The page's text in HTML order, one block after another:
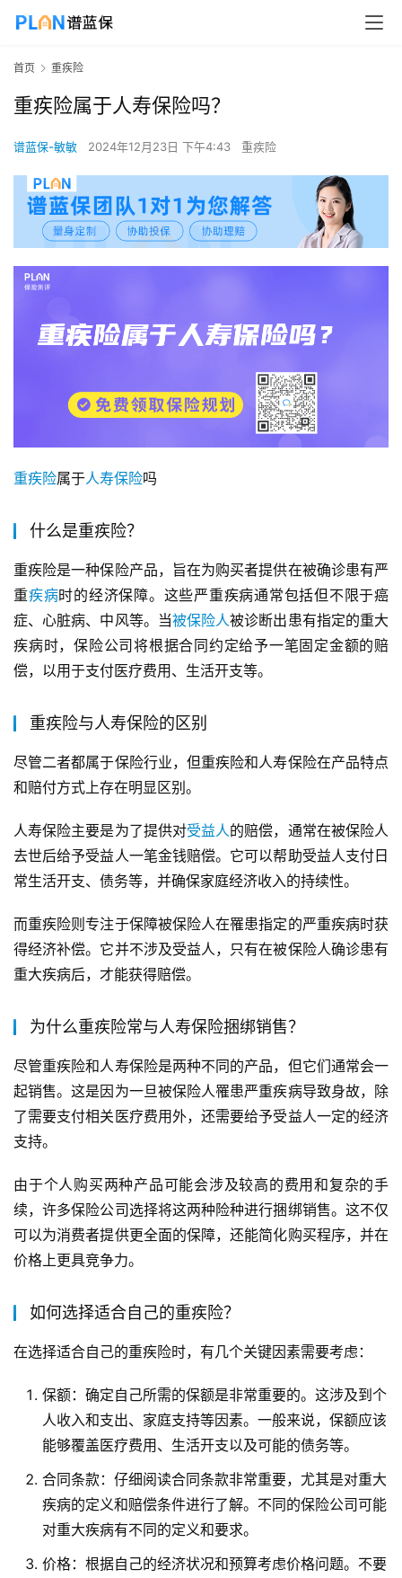
首页 重疾险
重疾险属于人寿保险吗？
谱蓝保-敏敏 2024年12月23日 下午4:43 重疾险
重疾险属于人寿保险吗
什么是重疾险？
重疾险是一种保险产品，旨在为购买者提供在被确诊患有严
重疾病时的经济保障。这些严重疾病通常包括但不限于癌
症、心脏病、中风等。当被保险人被诊断出患有指定的重大
疾病时，保险公司将根据合同约定给予一笔固定金额的赔
偿，以用于支付医疗费用、生活开支等。
重疾险与人寿保险的区别
尽管二者都属于保险行业，但重疾险和人寿保险在产品特点
和赔付方式上存在明显区别。
人寿保险主要是为了提供对受益人的赔偿，通常在被保险人
去世后给予受益人一笔金钱赔偿。它可以帮助受益人支付日
常生活开支、债务等，并确保家庭经济收入的持续性。
而重疾险则专注于保障被保险人在罹患指定的严重疾病时获
得经济补偿。它并不涉及受益人，只有在被保险人确诊患有
重大疾病后，才能获得赔偿。
为什么重疾险常与人寿保险捆绑销售？
尽管重疾险和人寿保险是两种不同的产品，但它们通常会一
起销售。这是因为一旦被保险人罹患严重疾病导致身故，除
了需要支付相关医疗费用外，还需要给予受益人一定的经济
支持。
由于个人购买两种产品可能会涉及较高的费用和复杂的手
续，许多保险公司选择将这两种险种进行捆绑销售。这不仅
可以为消费者提供更全面的保障，还能简化购买程序，并在
价格上更具竞争力。
如何选择适合自己的重疾险？
在选择适合自己的重疾险时，有几个关键因素需要考虑：
保额：确定自己所需的保额是非常重要的。这涉及到个
人收入和支出、家庭支持等因素。一般来说，保额应该
能够覆盖医疗费用、生活开支以及可能的债务等。
合同条款：仔细阅读合同条款非常重要，尤其是对重大
疾病的定义和赔偿条件进行了解。不同的保险公司可能
对重大疾病有不同的定义和要求。
价格：根据自己的经济状况和预算考虑价格问题。不要